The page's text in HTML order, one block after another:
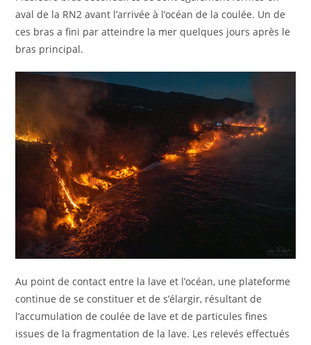
aval de la RN2 avant l’arrivée à l’océan de la coulée. Un de
ces bras a fini par atteindre la mer quelques jours après le
bras principal.
Au point de contact entre la lave et l’océan, une plateforme
continue de se constituer et de s’élargir, résultant de
l’accumulation de coulée de lave et de particules fines
issues de la fragmentation de la lave. Les relevés effectués